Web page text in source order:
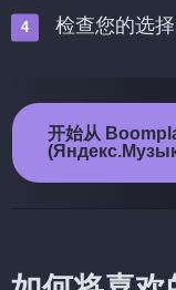
检查您的选
开始从